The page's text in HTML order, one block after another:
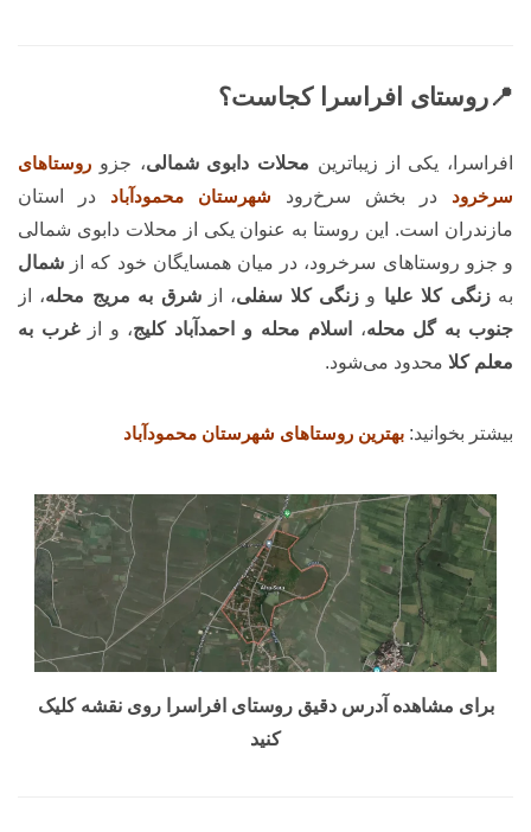
📍روستای افراسرا کجاست؟
افراسرا، یکی از زیباترین محلات دابوی شمالی، جزو روستاهای
سرخرود در بخش سرخ‌رود شهرستان محمودآباد در استان
مازندران است. این روستا به عنوان یکی از محلات دابوی شمالی
و جزو روستاهای سرخرود، در میان همسایگان خود که از شمال
بهزنگی کلا علیا و زنگی کلا سفلی، ازشرق به مریج محله، از
جنوب به گل محله، اسلام محله و احمدآباد کلیج، و ازغرب به
معلم کلا محدود می‌شود.
بیشتر بخوانید: بهترین روستاهای شهرستان محمودآباد
برای مشاهده آدرس دقیق روستای افراسرا روی نقشه کلیک
کنید